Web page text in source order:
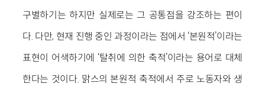
구별하기는 하지만 실제로는 그 공통점을 강조하는 편이
다. 다만, 현재 진행 중인 과정이라는 점에서 ‘본원적’이라는
표현이 어색하기에 ‘탈취에 의한 축적’이라는 용어로 대체
한다는 것이다. 맑스의 본원적 축적에서 주로 노동자와 생